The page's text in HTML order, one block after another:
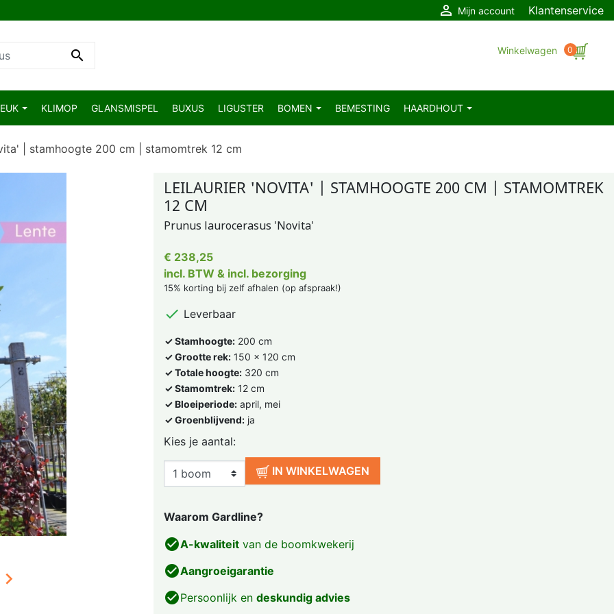
 Mijn account Klantenservice
 Winkelwagen 0
KLIMOP GLANSMISPEL BUXUS LIGUSTER BOMEN BEMESTING HAARDHOUT
| stamhoogte 200 cm | stamomtrek 12 cm
LEILAURIER 'NOVITA' | STAMHOOGTE 200 CM | STAMOMTREK
12 CM
Prunus laurocerasus 'Novita'
€ 238,25
incl. BTW & incl. bezorging
15% korting bij zelf afhalen (op afspraak!)
 Leverbaar
✓ Stamhoogte:200 cm
✓ Grootte rek:150 x 120 cm
✓ Totale hoogte:320 cm
✓ Stamomtrek:12 cm
✓ Bloeiperiode:april, mei
✓ Groenblijvend:ja
Kies je aantal:
IN WINKELWAGEN
Waarom Gardline?
check_circleA-kwaliteitvan de boomkwekerij
check_circleAangroeigarantie
check_circlePersoonlijk en deskundig advies